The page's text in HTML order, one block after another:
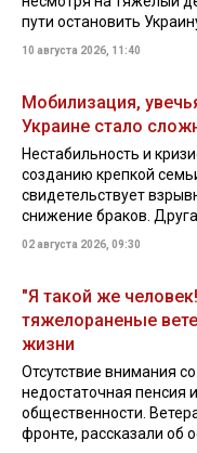
пути остановить
10 августа 2026, 11:40
Мобилизация,
Украине стало
Нестабильность и
созданию крепкой
свидетельствует
снижение браков.
02 августа 2026, 09:30
"Я такой же
тяжелораненые
жизни
Отсутствие внимания
недостаточная пенсия
общественности.
фронте, рассказали об